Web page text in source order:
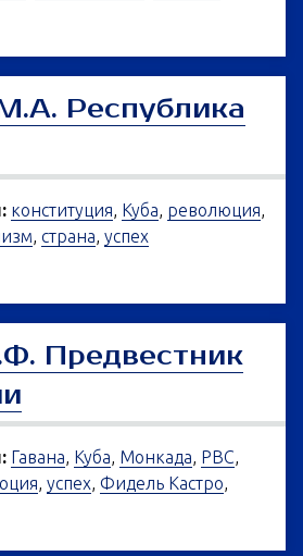
Республика
конституция, Куба, революция,
, страна, успех
Предвестник
Гавана, Куба, Монкада, РВС,
, успех, Фидель Кастро,